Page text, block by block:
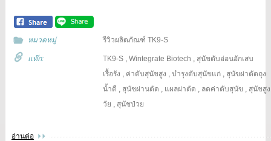
หมวดหมู่ รีวิวผลิตภัณฑ์ TK9-S
แท๊ก: TK9-S ,Wintegrate Biotech , สุนัขตับอ่อนอักเสบ
เรื้อรัง , ค่าตับสุนัขสูง ,บำรุงตับสุนัขแก่ , สุนัขผ่าตัดถุง
น้ำดี , สุนัชผ่านตัด , แผลผ่าตัด , ลดค่าตับสุนัข , สุนัขสูง
วัย , สุนัชป่วย
อ่านต่อ